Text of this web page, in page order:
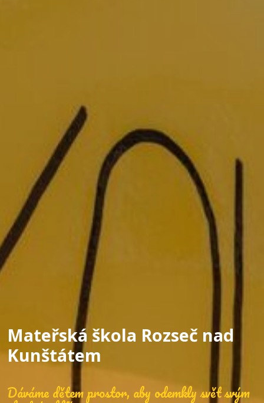
Mateřská škola Rozseč nad
Kunštátem
Dáváme dětem prostor, aby odemkly svět svým